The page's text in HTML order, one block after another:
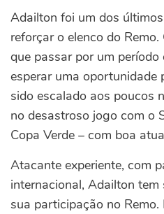
Adailton foi um dos
reforçar o elenco do
que passar por um
esperar uma oportunidade
sido escalado aos poucos
no desastroso jogo com o
Copa Verde – com boa
Atacante experiente, com
internacional, Adailton
sua participação no